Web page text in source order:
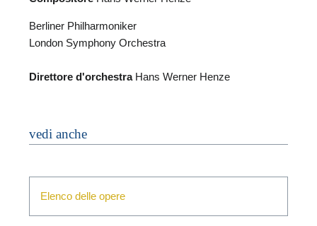
Berliner Philharmoniker
London Symphony Orchestra
Direttore d'orchestraHans Werner Henze
vedi anche
Elenco delle opere